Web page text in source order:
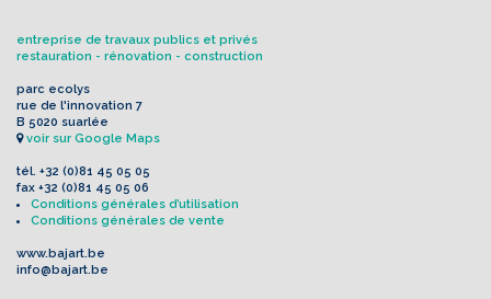
entreprise de travaux publics et privés
restauration - rénovation - construction
parc ecolys
rue de l'innovation 7
B 5020 suarlée
voir sur Google Maps
tél. +32 (0)81 45 05 05
fax +32 (0)81 45 05 06
Conditions générales d’utilisation
Conditions générales de vente
www.bajart.be
info@bajart.be